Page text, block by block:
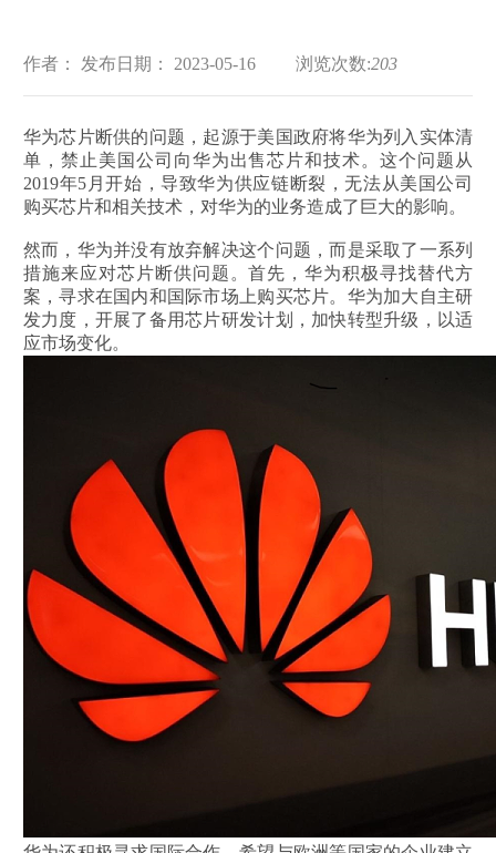
作者： 发布日期： 2023-05-16 浏览次数:203
华为芯片断供的问题，起源于美国政府将华为列入实体清
单，禁止美国公司向华为出售芯片和技术。这个问题从
2019年5月开始，导致华为供应链断裂，无法从美国公司
购买芯片和相关技术，对华为的业务造成了巨大的影响。
然而，华为并没有放弃解决这个问题，而是采取了一系列
措施来应对芯片断供问题。首先，华为积极寻找替代方
案，寻求在国内和国际市场上购买芯片。华为加大自主研
发力度，开展了备用芯片研发计划，加快转型升级，以适
应市场变化。